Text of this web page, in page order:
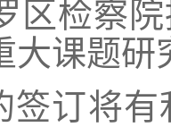
区检察
大课题
签订将